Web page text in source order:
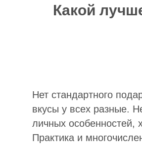
Какой
Нет стандартного
вкусы у всех разные.
личных особенностей,
Практика и